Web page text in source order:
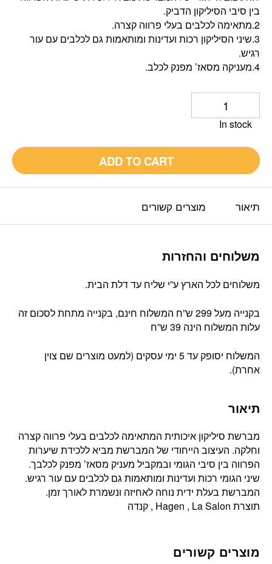
בין סיבי הסיליקון הדביק.
2.מתאימה לכלבים בעלי פרווה קצרה.
3.שיני הסיליקון רכות ועדינות ומותאמות גם לכלבים עם עור
רגיש.
4.מעניקה מסאז’ מפנק לכלב.
In stock
ADD TO CART
תיאור מוצרים קשורים
משלוחים והחזרות
משלוחים לכל הארץ ע”י שליח עד דלת הבית.
בקנייה מעל 299 ש”ח המשלוח חינם, בקנייה מתחת לסכום זה
עלות המשלוח הינה 39 ש”ח
המשלוח יסופק עד 5 ימי עסקים (למעט מוצרים שם צוין
אחרת).
תיאור
מברשת סיליקון איכותית המתאימה לכלבים בעלי פרווה קצרה
וחלקה. העיצוב הייחודי של המברשת מביא ללכידת שיערות
הפרווה בין סיבי הגומי ובמקביל מעניק מסאז’ מפנק לכלבך.
שיני הגומי רכות ועדינות ומותאמות גם לכלבים עם עור רגיש.
המברשת בעלת ידית נוחה לאחיזה ונשמרת לאורך זמן.
תוצרת Hagen , La Salon , קנדה
מוצרים קשורים